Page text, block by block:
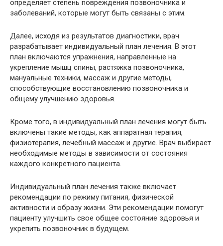
определяет степень повреждения позвоночника и
заболеваний, которые могут быть связаны с этим.
Далее, исходя из результатов диагностики, врач
разрабатывает индивидуальный план лечения. В этот
план включаются упражнения, направленные на
укрепление мышц спины, растяжка позвоночника,
мануальные техники, массаж и другие методы,
способствующие восстановлению позвоночника и
общему улучшению здоровья.
Кроме того, в индивидуальный план лечения могут быть
включены такие методы, как аппаратная терапия,
физиотерапия, лечебный массаж и другие. Врач выбирает
необходимые методы в зависимости от состояния
каждого конкретного пациента.
Индивидуальный план лечения также включает
рекомендации по режиму питания, физической
активности и образу жизни. Эти рекомендации помогут
пациенту улучшить свое общее состояние здоровья и
укрепить позвоночник в будущем.